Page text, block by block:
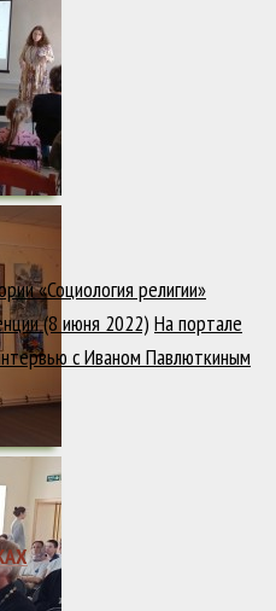
«Социология религии»
(8 июня 2022) На портале
с Иваном Павлюткиным